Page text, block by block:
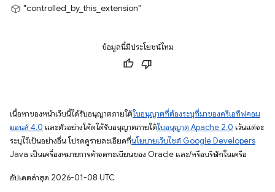
"controlled_by_this_extension"
ข้อมูลนี้มีประโยชน์ไหม
เนื้อหาของหน้าเว็บนี้ได้รับอนุญาตภายใต้ใบอนุญาตที่ต้องระบุที่มาของครีเอทีฟคอม
มอนส์ 4.0 และตัวอย่างโค้ดได้รับอนุญาตภายใต้ใบอนุญาต Apache 2.0 เว้นแต่จะ
ระบุไว้เป็นอย่างอื่น โปรดดูรายละเอียดที่นโยบายเว็บไซต์ Google Developers
Java เป็นเครื่องหมายการค้าจดทะเบียนของ Oracle และ/หรือบริษัทในเครือ
อัปเดตล่าสุด 2026-01-08 UTC